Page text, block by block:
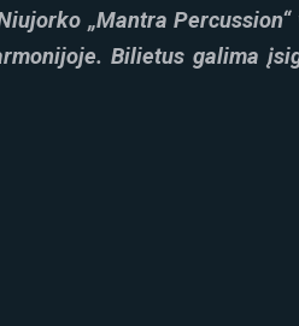
„Mantra
. Bilietus galima